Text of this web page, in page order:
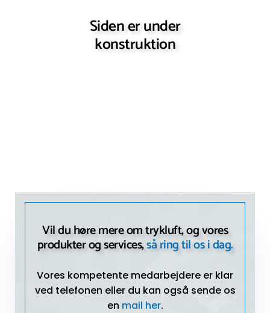
Siden er under
konstruktion
Vil du høre mere om trykluft, og vores
produkter og services,så ring til os i dag.
Vores kompetente medarbejdere er klar
ved telefonen eller du kan også sende os
en mail her.